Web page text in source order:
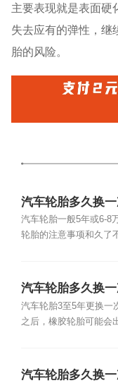
主要表现就是表面硬
失去应有的弹性，继
胎的风险。
汽车轮胎多久换一
汽车轮胎一般5年或6-8
轮胎的注意事项和久了
汽车轮胎多久换一
汽车轮胎3至5年更换一
之后，橡胶轮胎可能会
汽车轮胎多久换一